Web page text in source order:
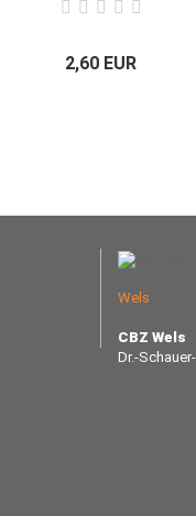
2,60 EUR
Wels
CBZ Wels
Dr.-